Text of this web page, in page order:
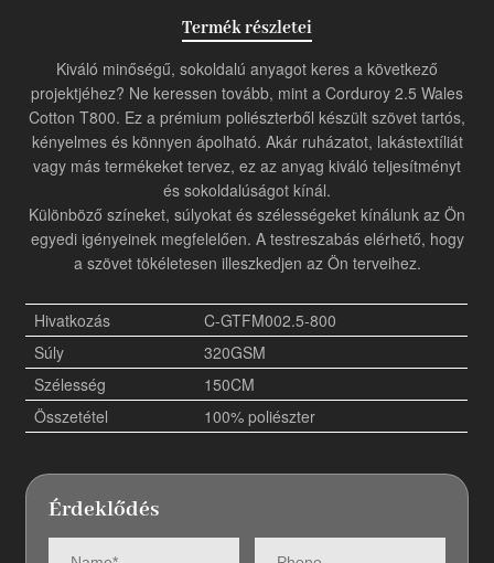
Termék részletei
Kiváló minőségű, sokoldalú anyagot keres a következő
projektjéhez? Ne keressen tovább, mint a Corduroy 2.5 Wales
Cotton T800. Ez a prémium poliészterből készült szövet tartós,
kényelmes és könnyen ápolható. Akár ruházatot, lakástextíliát
vagy más termékeket tervez, ez az anyag kiváló teljesítményt
és sokoldalúságot kínál.
Különböző színeket, súlyokat és szélességeket kínálunk az Ön
egyedi igényeinek megfelelően. A testreszabás elérhető, hogy
a szövet tökéletesen illeszkedjen az Ön terveihez.
Hivatkozás
C-GTFM002.5-800
Súly
320GSM
Szélesség
150CM
Összetétel
100% poliészter
Érdeklődés